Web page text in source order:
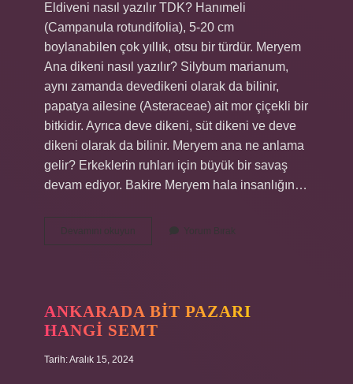
Eldiveni nasıl yazılır TDK? Hanımeli
(Campanula rotundifolia), 5-20 cm
boylanabilen çok yıllık, otsu bir türdür. Meryem
Ana dikeni nasıl yazılır? Silybum marianum,
aynı zamanda devedikeni olarak da bilinir,
papatya ailesine (Asteraceae) ait mor çiçekli bir
bitkidir. Ayrıca deve dikeni, süt dikeni ve deve
dikeni olarak da bilinir. Meryem ana ne anlama
gelir? Erkeklerin ruhları için büyük bir savaş
devam ediyor. Bakire Meryem hala insanlığın…
Devamını okuyun
Ana
Yorum Bırak
ANKARADA BIT PAZARI
HANGI SEMT
Tarih: Aralık 15, 2024